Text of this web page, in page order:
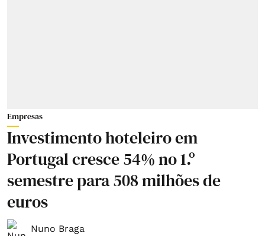
Empresas
Investimento hoteleiro em
Portugal cresce 54% no 1.º
semestre para 508 milhões de
euros
Nuno Braga